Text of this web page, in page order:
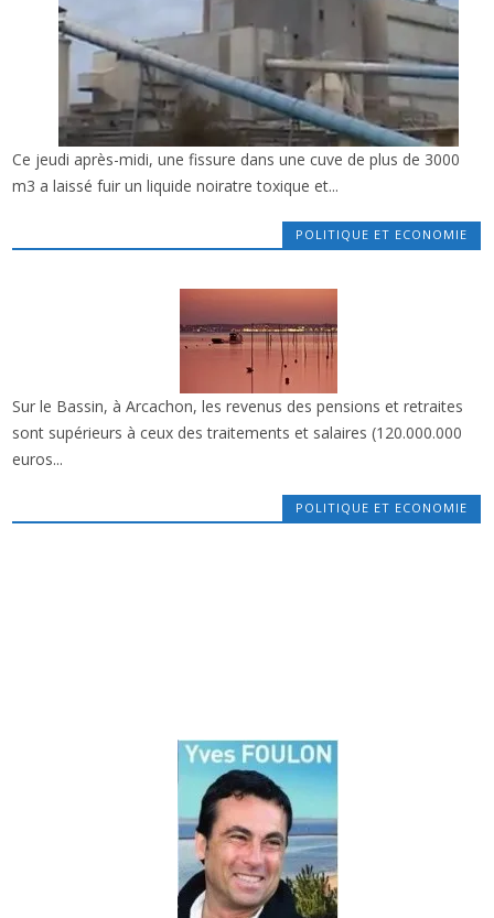
POLLUTION SUR LE BASSIN … UNE CUVE A
CÉDÉ À L’USINE SMURFIT, À BIGANOS. USINE
ÉVACUÉE, LEYRE POLLUÉE, POISSONS TUÉS.
x
Ce jeudi après-midi, une fissure dans une cuve de plus de 3000
m3 a laissé fuir un liquide noiratre toxique et...
POLITIQUE ET ECONOMIE
LE BASSIN D’ARACHON, PARADIS DES
SENIORS…
x
Sur le Bassin, à Arcachon, les revenus des pensions et retraites
sont supérieurs à ceux des traitements et salaires (120.000.000
euros...
POLITIQUE ET ECONOMIE